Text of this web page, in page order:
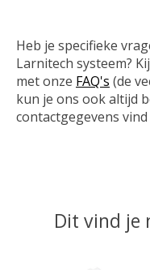
Heb je specifieke
Larnitech systeem?
met onze FAQ's (de
kun je ons ook altijd
contactgegevens
Dit vind je